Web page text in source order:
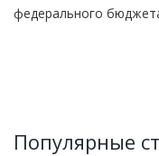
федерального
Популярные